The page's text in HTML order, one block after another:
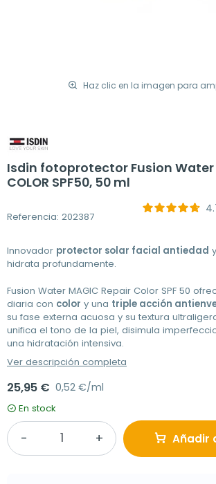
Haz clic en la imagen para
Isdin fotoprotector Fusion Water
COLOR SPF50, 50 ml
Referencia: 202387
Innovador protector solar facial antiedad y
hidrata profundamente.
Fusion Water MAGIC Repair Color SPF 50
diaria con color y una triple acción
su fase externa acuosa y su textura
unifica el tono de la piel, disimula
una hidratación intensiva.
Ver descripción completa
25,95 € 0,52 €/ml
En stock
Añadir